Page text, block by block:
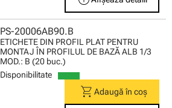
PS-20006AB90.B
ETICHETE DIN PROFIL PLAT PENTRU
MONTAJ ÎN PROFILUL DE BAZĂ ALB 1/3
MOD.: B (20 buc.)
Disponibilitate
shopping_cartAdaugă în coș